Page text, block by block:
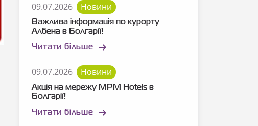
09.07.2026 Новини
Важлива інформація по курорту
Албена в Болгарії!
Читати більше
09.07.2026 Новини
Акція на мережу MPM Hotels в
Болгарії!
Читати більше